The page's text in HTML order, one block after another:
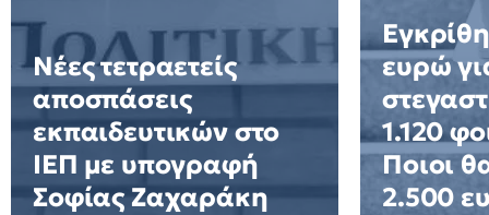
Νέες τετραετείς
αποσπάσεις
εκπαιδευτικών στο
ΙΕΠ με υπογραφή
Σοφίας Ζαχαράκη
ευρώ
1.120
Ποιοι
2.500